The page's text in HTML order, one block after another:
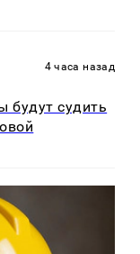
4 часа назад
будут судить